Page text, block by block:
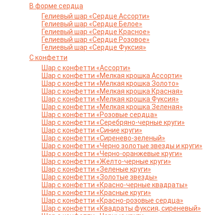
В форме сердца
Гелиевый шар «Сердце Ассорти»
Гелиевый шар «Сердце Белое»
Гелиевый шар «Сердце Красное»
Гелиевый шар «Сердце Розовое»
Гелиевый шар «Сердце Фуксия»
С конфетти
Шар с конфетти «Ассорти»
Шар с конфетти «Мелкая крошка Ассорти»
Шар с конфетти «Мелкая крошка Золото»
Шар с конфетти «Мелкая крошка Красная»
Шар с конфетти «Мелкая крошка Фуксия»
Шар с конфетти «Мелкая крошка Зеленая»
Шар с конфетти «Розовые сердца»
Шар с конфетти «Серебряно-черные круги»
Шар с конфетти «Синие круги»
Шар с конфетти «Сиренево-зеленый»
Шар с конфетти «Черно золотые звезды и круги»
Шар с конфетти «Черно-оранжевые круги»
Шар с конфетти «Желто-черные круги»
Шар с конфетти «Зеленые круги»
Шар с конфетти «Золотые звезды»
Шар с конфетти «Красно-черные квадраты»
Шар с конфетти «Красные круги»
Шар с конфетти «Красно-розовые сердца»
Шар с конфетти «Квадраты фуксия, сиреневый»